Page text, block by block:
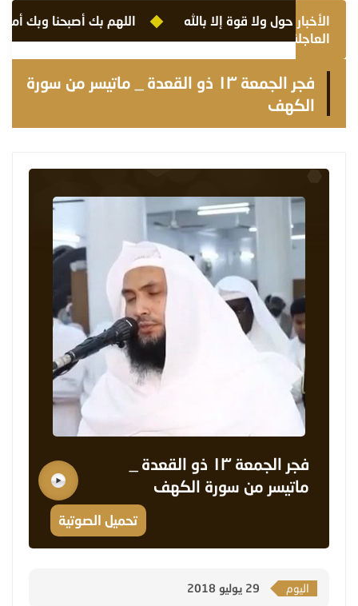
الأخبار
العاجلة
اللهم بك أصبحنا وبك أمسينا لا حول ولا قوة إلا بالله
فجر الجمعة ١٣ ذو القعدة _ ماتيسر من سورة
الكهف
فجر الجمعة ١٣ ذو القعدة _
ماتيسر من سورة الكهف
تحميل الصوتية
اليوم 29 يوليو 2018